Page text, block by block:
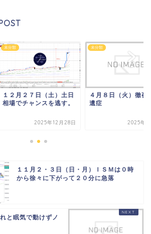
未分類
１２月２７日（土）土日
相場でチャンスを逃す。
2025年12月28日
未分類
４月８日（火）徹夜
遺症
2025年4
１１月２・３日（日・月）ＩＳＭは０時
から徐々に下がって２０分に急落
と眠気で動けずノ